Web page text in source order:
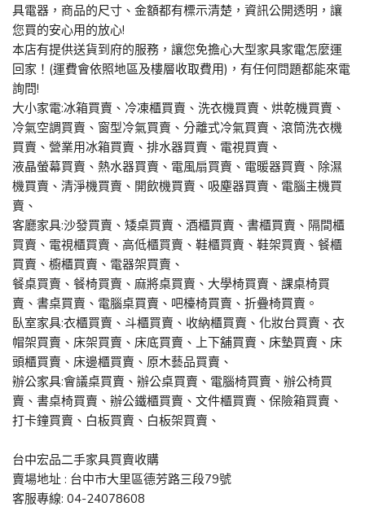
具電器，商品的尺寸、金額都有標示清楚，資訊公開透明，讓
您買的安心用的放心!
本店有提供送貨到府的服務，讓您免擔心大型家具家電怎麼運
回家！(運費會依照地區及樓層收取費用)，有任何問題都能來電
詢問!
大小家電:冰箱買賣、冷凍櫃買賣、洗衣機買賣、烘乾機買賣、
冷氣空調買賣、窗型冷氣買賣、分離式冷氣買賣、滾筒洗衣機
買賣、營業用冰箱買賣、排水器買賣、電視買賣、
液晶螢幕買賣、熱水器買賣、電風扇買賣、電暖器買賣、除濕
機買賣、清淨機買賣、開飲機買賣、吸塵器買賣、電腦主機買
賣、
客廳家具:沙發買賣、矮桌買賣、酒櫃買賣、書櫃買賣、隔間櫃
買賣、電視櫃買賣、高低櫃買賣、鞋櫃買賣、鞋架買賣、餐櫃
買賣、櫥櫃買賣、電器架買賣、
餐桌買賣、餐椅買賣、麻將桌買賣、大學椅買賣、課桌椅買
賣、書桌買賣、電腦桌買賣、吧檯椅買賣、折疊椅買賣。
臥室家具:衣櫃買賣、斗櫃買賣、收納櫃買賣、化妝台買賣、衣
帽架買賣、床架買賣、床底買賣、上下舖買賣、床墊買賣、床
頭櫃買賣、床邊櫃買賣、原木藝品買賣、
辦公家具:會議桌買賣、辦公桌買賣、電腦椅買賣、辦公椅買
賣、書桌椅買賣、辦公鐵櫃買賣、文件櫃買賣、保險箱買賣、
打卡鐘買賣、白板買賣、白板架買賣、
台中宏品二手家具買賣收購
賣場地址 : 台中市大里區德芳路三段79號
客服專線: 04-24078608